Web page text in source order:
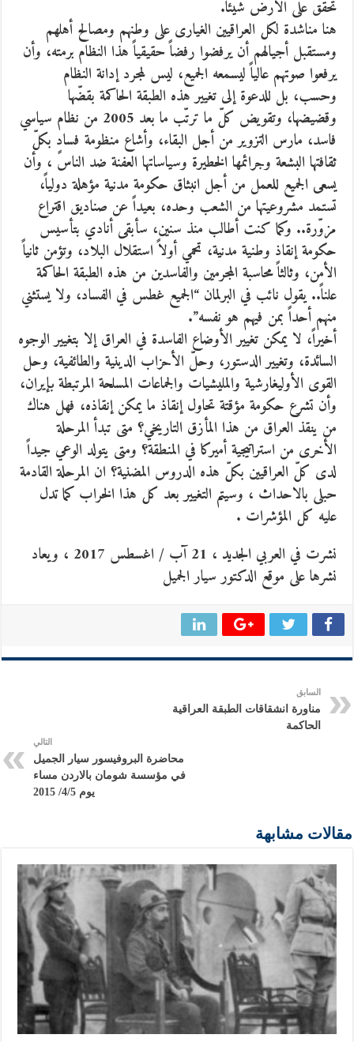
تحقق على الأرض شيئاً.
هنا مناشدة لكل العراقيين الغيارى على وطنهم ومصالح أهلهم
ومستقبل أجيالهم أن يرفضوا رفضاً حقيقياً هذا النظام برمته، وأن
يرفعوا صوتهم عالياً ليسمعه الجميع، ليس لمجرد إدانة النظام
وحسب، بل للدعوة إلى تغيير هذه الطبقة الحاكمة بقضّها
وقضيضها، وتقويض كلّ ما ترتّب ما بعد 2005 من نظام سياسي
فاسد، مارس التزوير من أجل البقاء، وأشاع منظومة فسادٍ بكلّ
ثقافتها البشعة وجرائمها الخطيرة وسياساتها العفنة ضد الناس ، وأن
يسعى الجميع للعمل من أجل انبثاق حكومة مدنية مؤهلة دولياً،
تستمد مشروعيتها من الشعب وحده، بعيداً عن صناديق اقتراع
مزوّرة.. وكما كنت أطالب منذ سنين، سأبقى أنادي بتأسيس
حكومة إنقاذ وطنية مدنية، تحمي أولاً استقلال البلاد، وتؤمن ثانياً
الأمن، وثالثاً محاسبة المجرمين والفاسدين من هذه الطبقة الحاكمة
علناً.. يقول نائب في البرلمان “الجميع غطس في الفساد، ولا يستثني
منهم أحداً بمن فيهم هو نفسه”.
أخيراً، لا يمكن تغيير الأوضاع الفاسدة في العراق إلا بتغيير الوجوه
السائدة، وتغيير الدستور، وحلّ الأحزاب الدينية والطائفية، وحل
القوى الأوليغارشية والمليشيات والجماعات المسلحة المرتبطة بإيران،
وأن تشرع حكومة مؤقتة تحاول إنقاذ ما يمكن إنقاذه، فهل هناك
من ينقذ العراق من هذا المأزق التاريخي؟ متى تبدأ المرحلة
الأخرى من استراتيجية أميركا في المنطقة؟ ومتى يتولد الوعي جيداً
لدى كلّ العراقيين بكلّ هذه الدروس المضنية؟ ان المرحلة القادمة
حبلى بالاحداث ، وسيتم التغيير بعد كل هذا الخراب كما تدل
عليه كل المؤشرات .
نشرت في العربي الجديد ، 21 آب / اغسطس 2017 ، ويعاد
نشرها على موقع الدكتور سيار الجميل
السابق
مناورة انشقاقات الطبقة العراقية
الحاكمة
التالي
محاضرة البروفيسور سيار الجميل
في مؤسسة شومان بالاردن مساء
يوم 4/5/ 2015
مقالات مشابهة